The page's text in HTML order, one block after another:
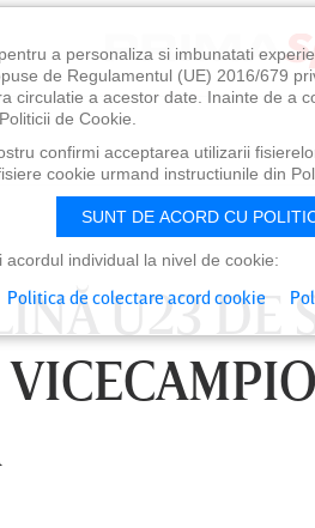
U23 DE
a personaliza si imbunatati
de Regulamentul (UE) 2016/679
circulatie a acestor date. Inainte de a
de Cookie.
confirmi acceptarea utilizarii
cookie urmand instructiunile din
SUNT DE ACORD CU
individual la nivel de cookie:
Politica de colectare acord cookie